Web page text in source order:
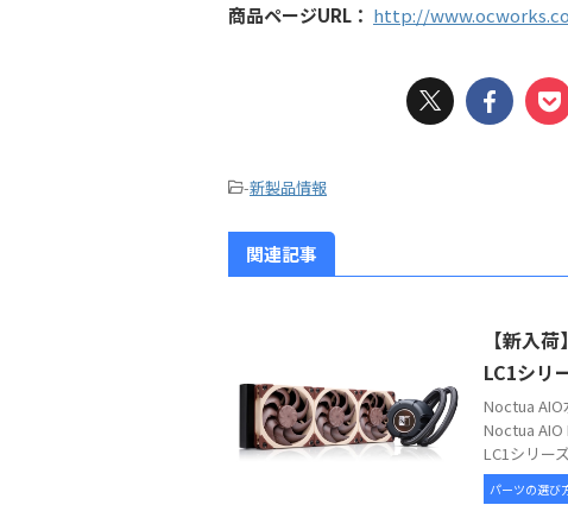
商品ページURL： http://
-新製品情報
関連記事
【新入
LC1シリ
Noctua AIO
Noctua
LC1シリー
パーツの選び